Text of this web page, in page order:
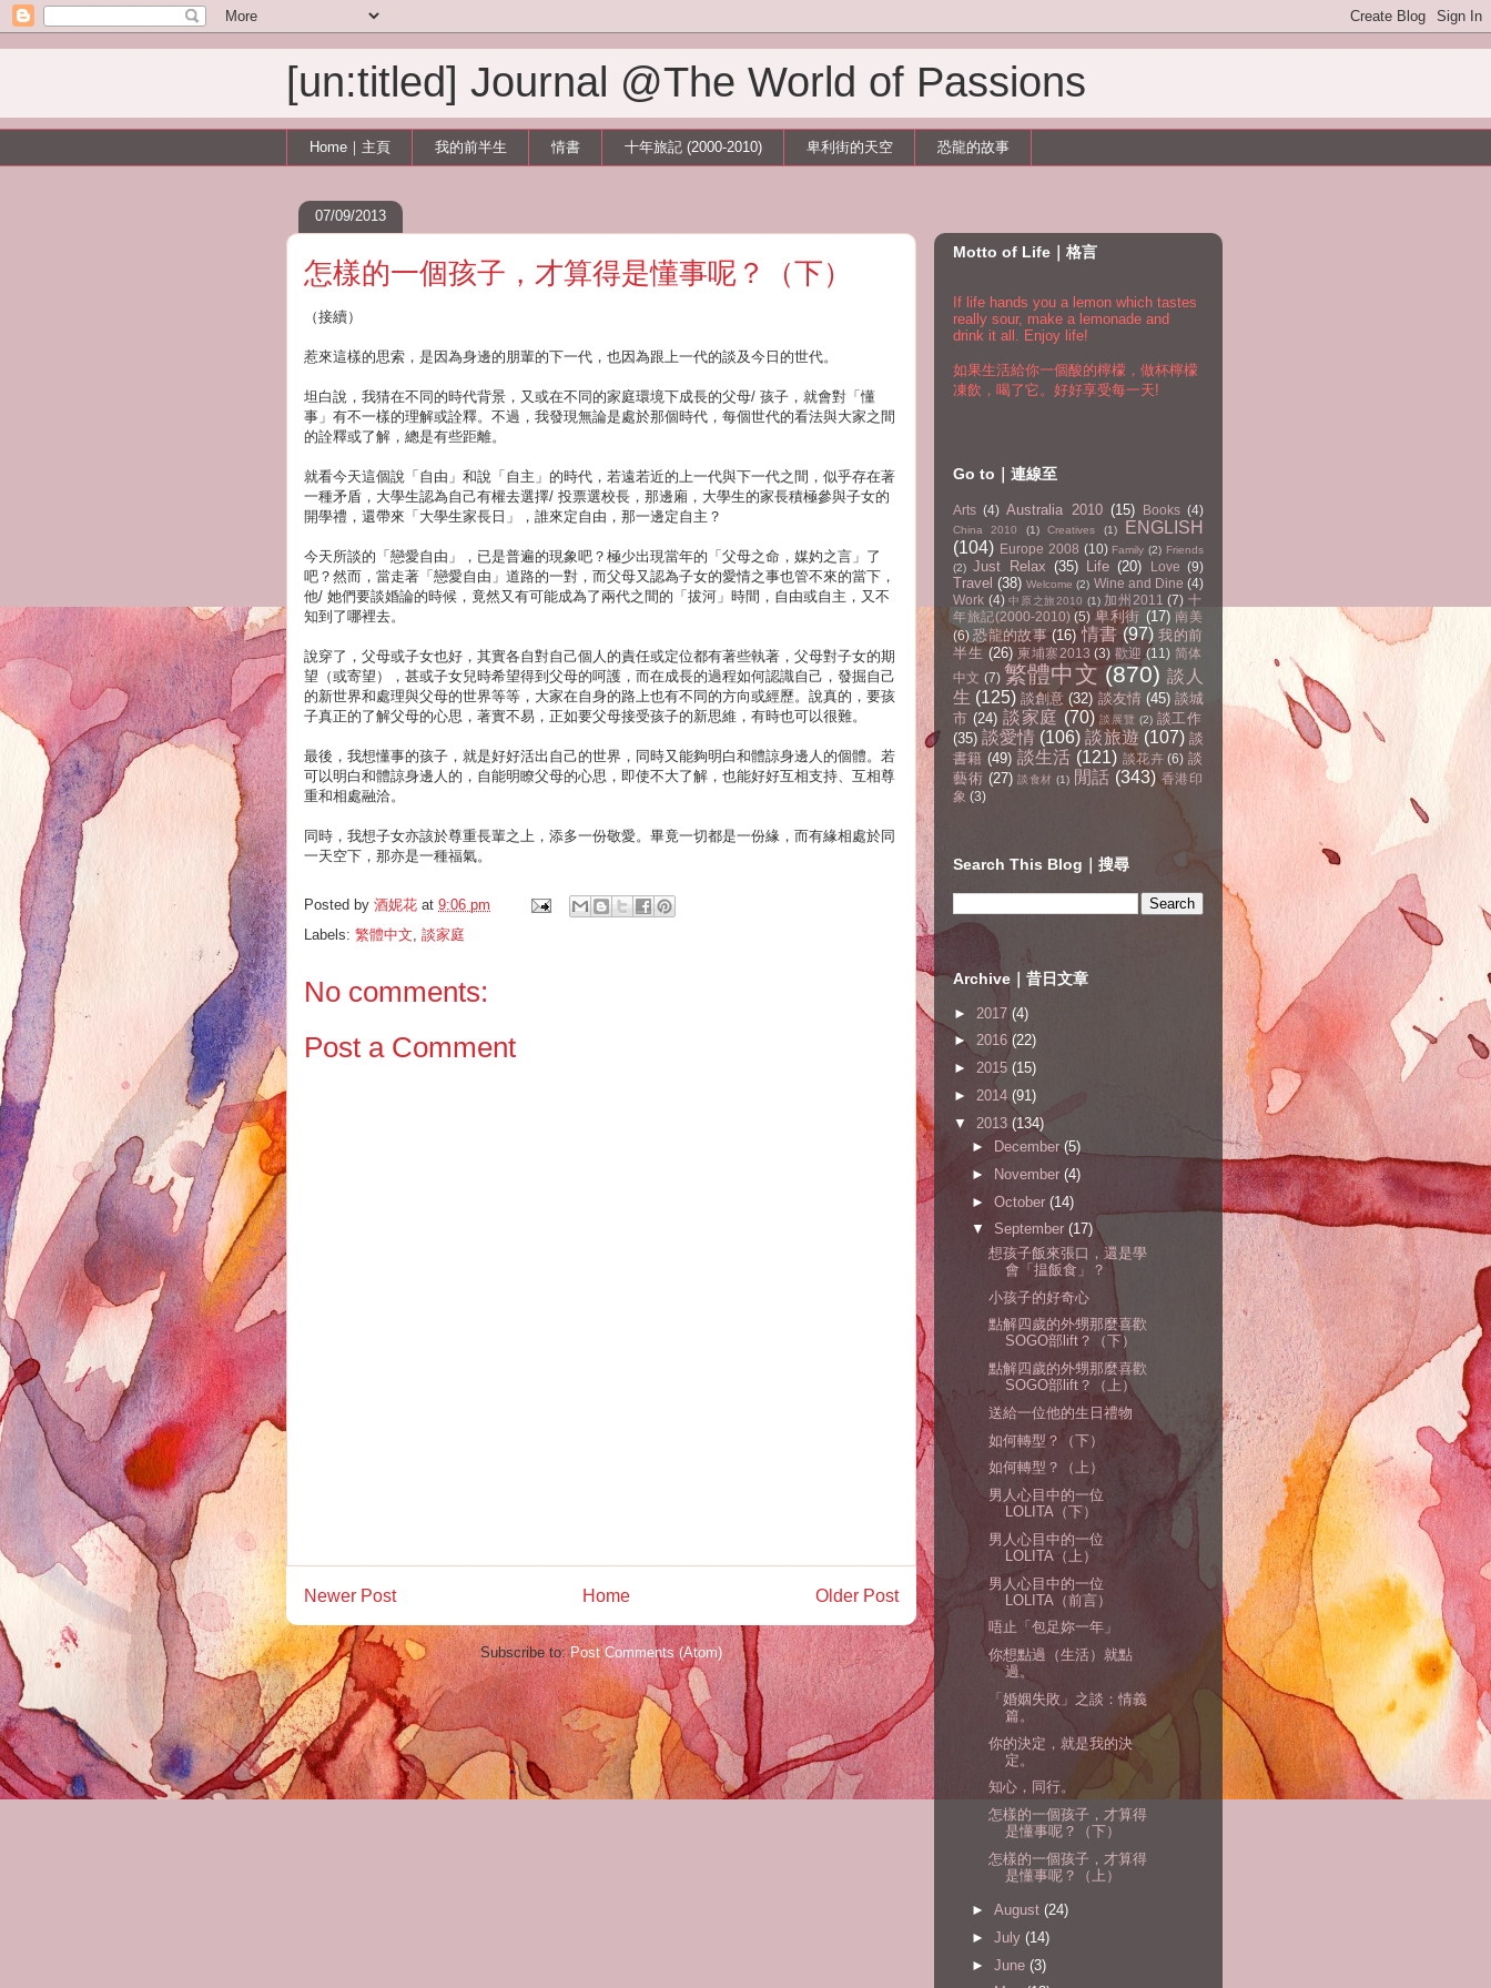
[un:titled] Journal @The World of Passions
Home｜主頁 我的前半生 情書 十年旅記 (2000-2010) 卑利街的天空 恐龍的故事
07/09/2013
怎樣的一個孩子，才算得是懂事呢？（下）
（接續）
惹來這樣的思索，是因為身邊的朋輩的下一代，也因為跟上一代的談及今日的世代。
坦白說，我猜在不同的時代背景，又或在不同的家庭環境下成長的父母/ 孩子，就會對「懂
事」有不一樣的理解或詮釋。不過，我發現無論是處於那個時代，每個世代的看法與大家之間
的詮釋或了解，總是有些距離。
就看今天這個說「自由」和說「自主」的時代，若遠若近的上一代與下一代之間，似乎存在著
一種矛盾，大學生認為自己有權去選擇/ 投票選校長，那邊廂，大學生的家長積極參與子女的
開學禮，還帶來「大學生家長日」，誰來定自由，那一邊定自主？
今天所談的「戀愛自由」，已是普遍的現象吧？極少出現當年的「父母之命，媒妁之言」了
吧？然而，當走著「戀愛自由」道路的一對，而父母又認為子女的愛情之事也管不來的當下，
他/ 她們要談婚論的時候，竟然又有可能成為了兩代之間的「拔河」時間，自由或自主，又不
知到了哪裡去。
說穿了，父母或子女也好，其實各自對自己個人的責任或定位都有著些執著，父母對子女的期
望（或寄望），甚或子女兒時希望得到父母的呵護，而在成長的過程如何認識自己，發掘自己
的新世界和處理與父母的世界等等，大家在自身的路上也有不同的方向或經歷。說真的，要孩
子真正的了解父母的心思，著實不易，正如要父母接受孩子的新思維，有時也可以很難。
最後，我想懂事的孩子，就是好好活出自己的世界，同時又能夠明白和體諒身邊人的個體。若
可以明白和體諒身邊人的，自能明瞭父母的心思，即使不大了解，也能好好互相支持、互相尊
重和相處融洽。
同時，我想子女亦該於尊重長輩之上，添多一份敬愛。畢竟一切都是一份緣，而有緣相處於同
一天空下，那亦是一種福氣。
Posted by 酒妮花 at 9:06 pm
Labels: 繁體中文 談家庭
No comments:
Post a Comment
Newer Post Older Post
Home
Subscribe to:Post Comments (Atom)
Motto of Life｜格言
If life hands you a lemon which tastes
really sour, make a lemonade and
drink it all. Enjoy life!
如果生活給你一個酸的檸檬，做杯檸檬
凍飲，喝了它。好好享受每一天!
Go to｜連線至
Arts (4) Australia 2010 (15) Books (4)
China 2010 (1) Creatives (1)
ENGLISH
(104) Europe 2008 (10) Family (2) Friends
(2) Just Relax (35) Life (20) Love (9)
Travel (38) Welcome (2) Wine and Dine (4)
Work (4) 中原之旅2010 (1) 加州2011 (7) 十
年旅記(2000-2010) (5) 卑利街 (17) 南美
(6) 恐龍的故事 (16) 情書 (97) 我的前
半生 (26) 柬埔寨2013 (3) 歡迎 (11) 简体
中文 (7) 繁體中文 (870) 談人
生 (125) 談創意 (32) 談友情 (45) 談城
市 (24) 談家庭 (70) 談展覽 (2) 談工作
(35) 談愛情 (106) 談旅遊 (107) 談
書籍 (49) 談生活 (121) 談花卉 (6) 談
藝術 (27) 談食材 (1) 閒話 (343) 香港印
象 (3)
Search This Blog｜搜尋
Archive｜昔日文章
► 2017(4)
► 2016 (22)
► 2015 (15)
► 2014 (91)
▼ 2013 (134)
►
December(5)
►
November (4)
► October (14)
▼ September (17)
想孩子飯來張口，還是學
會「揾飯食」？
小孩子的好奇心
點解四歲的外甥那麼喜歡
SOGO部lift？（下）
點解四歲的外甥那麼喜歡
SOGO部lift？（上）
送給一位他的生日禮物
如何轉型？（下）
如何轉型？（上）
男人心目中的一位
LOLITA（下）
男人心目中的一位
LOLITA（上）
男人心目中的一位
LOLITA（前言）
唔止「包足妳一年」
你想點過（生活）就點
過。
「婚姻失敗」之談：情義
篇。
你的決定，就是我的決
定。
知心，同行。
怎樣的一個孩子，才算得
是懂事呢？（下）
怎樣的一個孩子，才算得
是懂事呢？（上）
► August (24)
► July (14)
► June (3)